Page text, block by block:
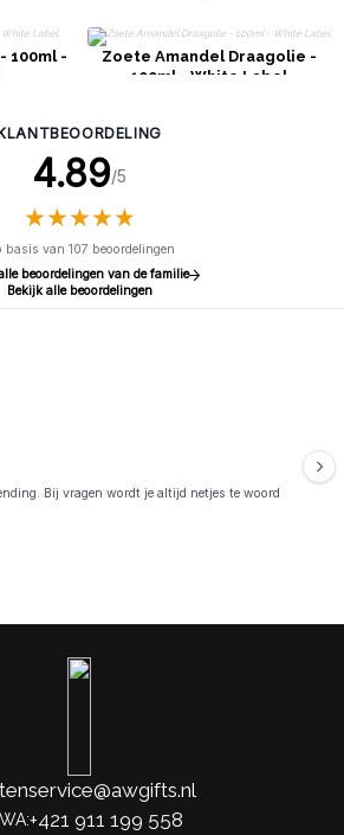
100ml -
Zoete Amandel Draagolie -
100ml - White Label
4.89/5
★★★★★
★★★★★
basis van 107 beoordelingen
beoordelingen van de familie
Bekijk alle beoordelingen
Bij vragen wordt je altijd netjes te woord
+421 911 199 558